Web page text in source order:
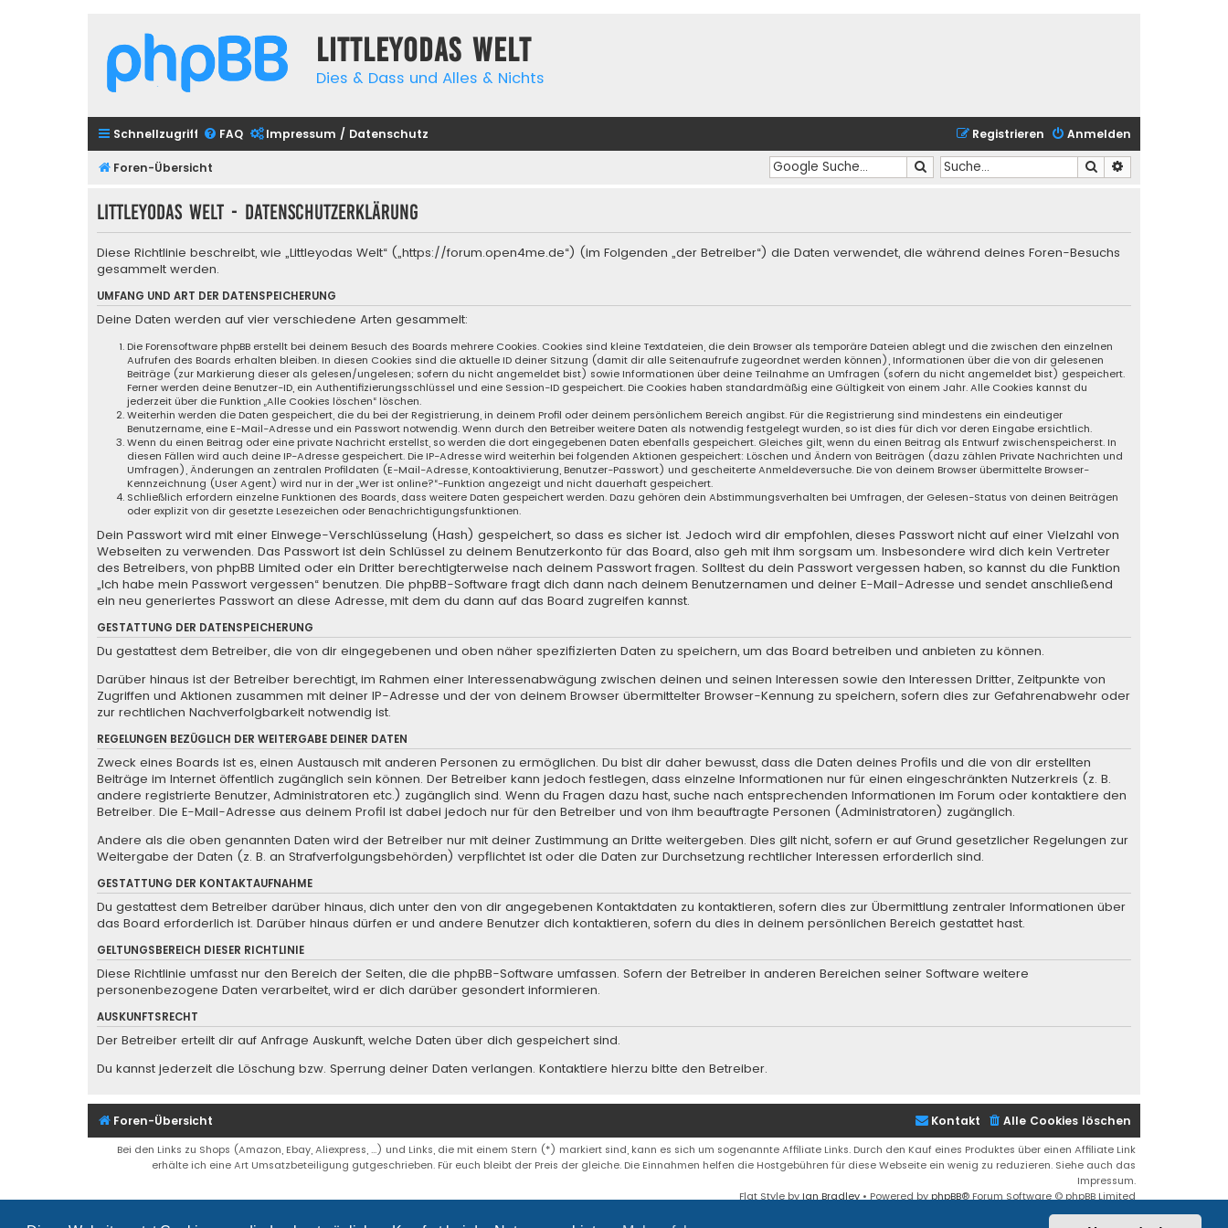
Littleyodas Welt
Dies & Dass und Alles & Nichts
Schnellzugriff FAQ Impressum / Datenschutz Anmelden
Registrieren
Foren-Übersicht Suche
Suche
Littleyodas Welt - Datenschutzerklärung
Diese Richtlinie beschreibt, wie „Littleyodas Welt“ („https://forum.open4me.de“) (im Folgenden „der Betreiber“) die Daten verwendet, die während deines Foren-Besuchs
gesammelt werden.
UMFANG UND ART DER DATENSPEICHERUNG
Deine Daten werden auf vier verschiedene Arten gesammelt:
Die Forensoftware phpBB erstellt bei deinem Besuch des Boards mehrere Cookies. Cookies sind kleine Textdateien, die dein Browser als temporäre Dateien ablegt und die zwischen den einzelnen
Aufrufen des Boards erhalten bleiben. In diesen Cookies sind die aktuelle ID deiner Sitzung (damit dir alle Seitenaufrufe zugeordnet werden können), Informationen über die von dir gelesenen
Beiträge (zur Markierung dieser als gelesen/ungelesen; sofern du nicht angemeldet bist) sowie Informationen über deine Teilnahme an Umfragen (sofern du nicht angemeldet bist) gespeichert.
Ferner werden deine Benutzer-ID, ein Authentifizierungsschlüssel und eine Session-ID gespeichert. Die Cookies haben standardmäßig eine Gültigkeit von einem Jahr. Alle Cookies kannst du
jederzeit über die Funktion „Alle Cookies löschen“ löschen.
Weiterhin werden die Daten gespeichert, die du bei der Registrierung, in deinem Profil oder deinem persönlichem Bereich angibst. Für die Registrierung sind mindestens ein eindeutiger
Benutzername, eine E-Mail-Adresse und ein Passwort notwendig. Wenn durch den Betreiber weitere Daten als notwendig festgelegt wurden, so ist dies für dich vor deren Eingabe ersichtlich.
Wenn du einen Beitrag oder eine private Nachricht erstellst, so werden die dort eingegebenen Daten ebenfalls gespeichert. Gleiches gilt, wenn du einen Beitrag als Entwurf zwischenspeicherst. In
diesen Fällen wird auch deine IP-Adresse gespeichert. Die IP-Adresse wird weiterhin bei folgenden Aktionen gespeichert: Löschen und Ändern von Beiträgen (dazu zählen Private Nachrichten und
Umfragen), Änderungen an zentralen Profildaten (E-Mail-Adresse, Kontoaktivierung, Benutzer-Passwort) und gescheiterte Anmeldeversuche. Die von deinem Browser übermittelte Browser-
Kennzeichnung (User Agent) wird nur in der „Wer ist online?“-Funktion angezeigt und nicht dauerhaft gespeichert.
Schließlich erfordern einzelne Funktionen des Boards, dass weitere Daten gespeichert werden. Dazu gehören dein Abstimmungsverhalten bei Umfragen, der Gelesen-Status von deinen Beiträgen
oder explizit von dir gesetzte Lesezeichen oder Benachrichtigungsfunktionen.
Dein Passwort wird mit einer Einwege-Verschlüsselung (Hash) gespeichert, so dass es sicher ist. Jedoch wird dir empfohlen, dieses Passwort nicht auf einer Vielzahl von
Webseiten zu verwenden. Das Passwort ist dein Schlüssel zu deinem Benutzerkonto für das Board, also geh mit ihm sorgsam um. Insbesondere wird dich kein Vertreter
des Betreibers, von phpBB Limited oder ein Dritter berechtigterweise nach deinem Passwort fragen. Solltest du dein Passwort vergessen haben, so kannst du die Funktion
„Ich habe mein Passwort vergessen“ benutzen. Die phpBB-Software fragt dich dann nach deinem Benutzernamen und deiner E-Mail-Adresse und sendet anschließend
ein neu generiertes Passwort an diese Adresse, mit dem du dann auf das Board zugreifen kannst.
GESTATTUNG DER DATENSPEICHERUNG
Du gestattest dem Betreiber, die von dir eingegebenen und oben näher spezifizierten Daten zu speichern, um das Board betreiben und anbieten zu können.
Darüber hinaus ist der Betreiber berechtigt, im Rahmen einer Interessenabwägung zwischen deinen und seinen Interessen sowie den Interessen Dritter, Zeitpunkte von
Zugriffen und Aktionen zusammen mit deiner IP-Adresse und der von deinem Browser übermittelter Browser-Kennung zu speichern, sofern dies zur Gefahrenabwehr oder
zur rechtlichen Nachverfolgbarkeit notwendig ist.
REGELUNGEN BEZÜGLICH DER WEITERGABE DEINER DATEN
Zweck eines Boards ist es, einen Austausch mit anderen Personen zu ermöglichen. Du bist dir daher bewusst, dass die Daten deines Profils und die von dir erstellten
Beiträge im Internet öffentlich zugänglich sein können. Der Betreiber kann jedoch festlegen, dass einzelne Informationen nur für einen eingeschränkten Nutzerkreis (z. B.
andere registrierte Benutzer, Administratoren etc.) zugänglich sind. Wenn du Fragen dazu hast, suche nach entsprechenden Informationen im Forum oder kontaktiere den
Betreiber. Die E-Mail-Adresse aus deinem Profil ist dabei jedoch nur für den Betreiber und von ihm beauftragte Personen (Administratoren) zugänglich.
Andere als die oben genannten Daten wird der Betreiber nur mit deiner Zustimmung an Dritte weitergeben. Dies gilt nicht, sofern er auf Grund gesetzlicher Regelungen zur
Weitergabe der Daten (z. B. an Strafverfolgungsbehörden) verpflichtet ist oder die Daten zur Durchsetzung rechtlicher Interessen erforderlich sind.
GESTATTUNG DER KONTAKTAUFNAHME
Du gestattest dem Betreiber darüber hinaus, dich unter den von dir angegebenen Kontaktdaten zu kontaktieren, sofern dies zur Übermittlung zentraler Informationen über
das Board erforderlich ist. Darüber hinaus dürfen er und andere Benutzer dich kontaktieren, sofern du dies in deinem persönlichen Bereich gestattet hast.
GELTUNGSBEREICH DIESER RICHTLINIE
Diese Richtlinie umfasst nur den Bereich der Seiten, die die phpBB-Software umfassen. Sofern der Betreiber in anderen Bereichen seiner Software weitere
personenbezogene Daten verarbeitet, wird er dich darüber gesondert informieren.
AUSKUNFTSRECHT
Der Betreiber erteilt dir auf Anfrage Auskunft, welche Daten über dich gespeichert sind.
Du kannst jederzeit die Löschung bzw. Sperrung deiner Daten verlangen. Kontaktiere hierzu bitte den Betreiber.
Foren-Übersicht Alle Cookies löschen
Kontakt
Bei den Links zu Shops (Amazon, Ebay, Aliexpress, ...) und Links, die mit einem Stern (*) markiert sind, kann es sich um sogenannte Affiliate Links. Durch den Kauf eines Produktes über einen Affiliate Link
erhälte ich eine Art Umsatzbeteiligung gutgeschrieben. Für euch bleibt der Preis der gleiche. Die Einnahmen helfen die Hostgebühren für diese Webseite ein wenig zu reduzieren. Siehe auch das
Impressum.
Flat Style byIan Bradley• Powered byphpBB® Forum Software © phpBB Limited